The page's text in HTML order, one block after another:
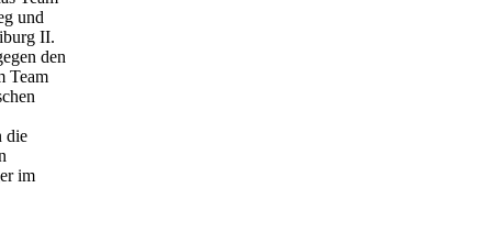
und
II.
den
Team
die
im